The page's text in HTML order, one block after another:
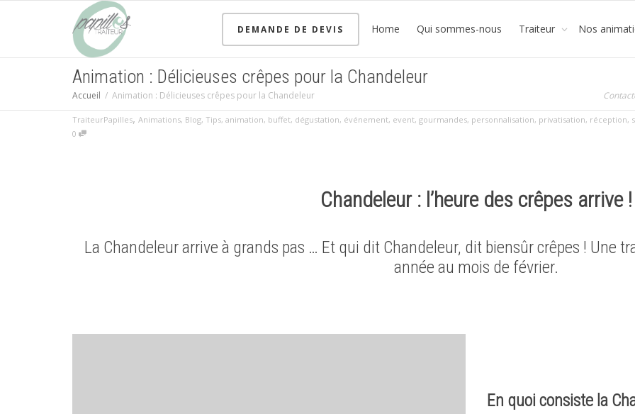
DEMANDE DE DEVIS Home Qui sommes-nous Traiteur Nos
Animation : Délicieuses crêpes pour la Chandeleur
Accueil Animation : Délicieuses crêpes pour la Chandeleur
TraiteurPapilles, Animations, Blog, Tips, animation, buffet, dégustation, événement, event, gourmandes, personnalisation, privatisation, réception,
0
Chandeleur : l’heure des crêpes arrive !
La Chandeleur arrive à grands pas … Et qui dit Chandeleur, dit biensûr crêpes ! Une
année au mois de février.
En quoi consiste la